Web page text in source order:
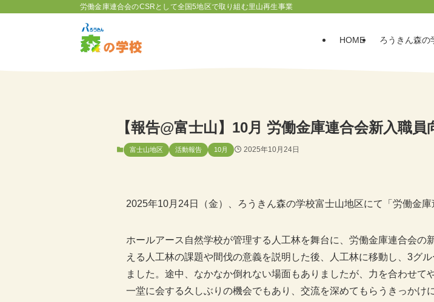
労働金庫連合会のCSRとして全国5地区で取り組む里山再生事業
HOME ろうきん森の
【報告@富士山】10月 労働金庫連合会新入職員
富士山地区 活動報告 10月 2025年10月24日
2025年10月24日（金）、ろうきん森の学校富士山地区にて「労働金
ホールアース自然学校が管理する人工林を舞台に、労働金庫連合会
える人工林の課題や間伐の意義を説明した後、人工林に移動し、3グ
ました。途中、なかなか倒れない場面もありましたが、力を合わせ
一堂に会する久しぶりの機会でもあり、交流を深めてもらうきっかけ